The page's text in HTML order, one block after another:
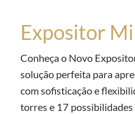
Expositor
Conheça o Novo
solução perfeita para
com sofisticação e
torres e 17 possibilidades